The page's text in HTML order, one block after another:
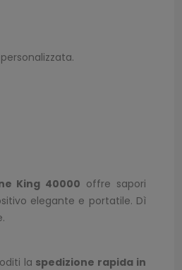
King 40000 offre sapori
elegante e portatile. Dì
la spedizione rapida in